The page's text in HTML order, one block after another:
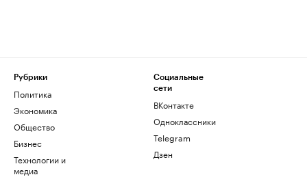
Рубрики
Политика
Экономика
Общество
Бизнес
Технологии и
медиа
Социальные
сети
ВКонтакте
Одноклассники
Telegram
Дзен